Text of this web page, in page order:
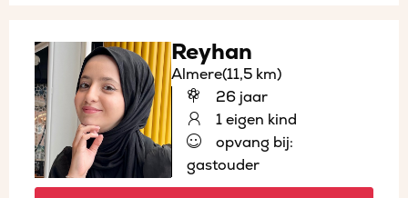
Reyhan
Almere(11,5 km)
26 jaar
1 eigen kind
opvang bij:
gastouder